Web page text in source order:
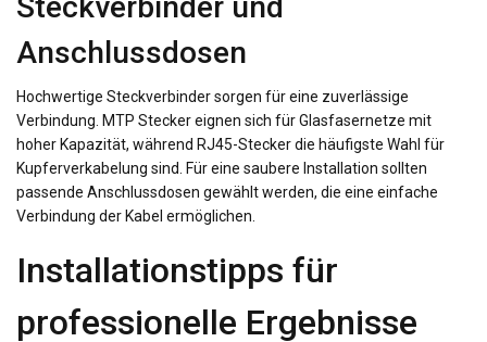
Anschlussdosen
Hochwertige Steckverbinder sorgen für eine zuverlässige
Verbindung. MTP Stecker eignen sich für Glasfasernetze mit
hoher Kapazität, während RJ45-Stecker die häufigste Wahl für
Kupferverkabelung sind. Für eine saubere Installation sollten
passende Anschlussdosen gewählt werden, die eine einfache
Verbindung der Kabel ermöglichen.
Installationstipps für
professionelle Ergebnisse